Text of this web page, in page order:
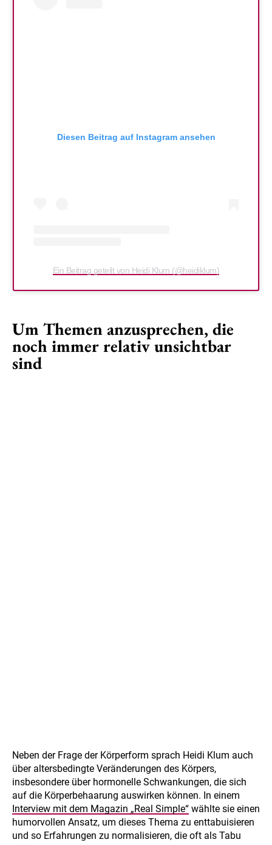
Diesen Beitrag auf Instagram ansehen
Ein Beitrag geteilt von Heidi Klum (@heidiklum)
Um Themen anzusprechen, die
noch immer relativ unsichtbar
sind
Neben der Frage der Körperform sprach Heidi Klum auch
über altersbedingte Veränderungen des Körpers,
insbesondere über hormonelle Schwankungen, die sich
auf die Körperbehaarung auswirken können. In einem
Interview mit dem Magazin „Real Simple“ wählte sie einen
humorvollen Ansatz, um dieses Thema zu enttabuisieren
und so Erfahrungen zu normalisieren, die oft als Tabu